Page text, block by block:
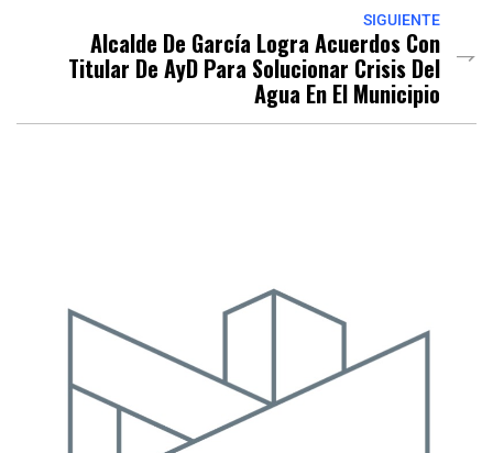
SIGUIENTE
Alcalde De García Logra Acuerdos Con
Titular De AyD Para Solucionar Crisis Del
Agua En El Municipio